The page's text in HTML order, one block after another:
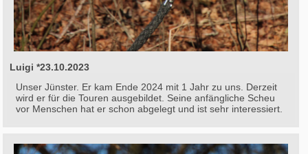
Luigi *23.10.2023
Unser Jünster. Er kam Ende 2024 mit 1 Jahr zu uns. Derzeit
wird er für die Touren ausgebildet. Seine anfängliche Scheu
vor Menschen hat er schon abgelegt und ist sehr interessiert.